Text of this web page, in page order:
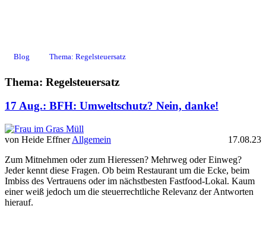
Blog Thema: Regelsteuersatz
Thema: Regelsteuersatz
17 Aug.: BFH: Umweltschutz? Nein, danke!
von Heide Effner Allgemein
17.08.23
Zum Mitnehmen oder zum Hieressen? Mehrweg oder Einweg?
Jeder kennt diese Fragen. Ob beim Restaurant um die Ecke, beim
Imbiss des Vertrauens oder im nächstbesten Fastfood-Lokal. Kaum
einer weiß jedoch um die steuerrechtliche Relevanz der Antworten
hierauf.